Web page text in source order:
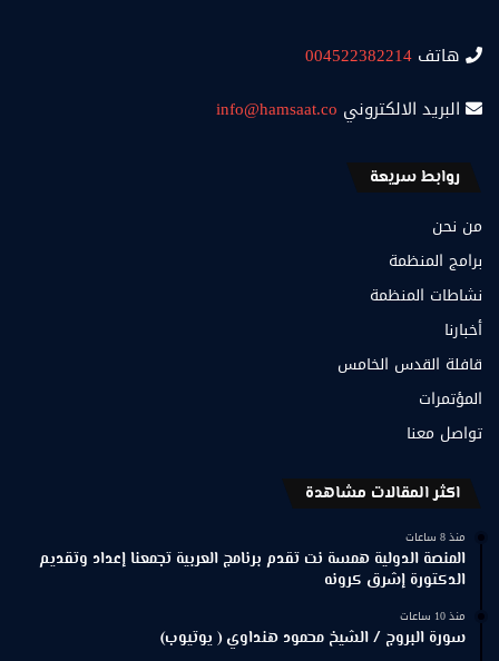
هاتف 004522382214
البريد الالكتروني info@hamsaat.co
روابط سريعة
من نحن
برامج المنظمة
نشاطات المنظمة
أخبارنا
قافلة القدس الخامس
المؤتمرات
تواصل معنا
اكثر المقالات مشاهدة
منذ 8 ساعات
المنصة الدولية همسة نت تقدم برنامج العربية تجمعنا إعداد وتقديم
الدكتورة إشرق كرونه
منذ 10 ساعات
سورة البروج / الشيخ محمود هنداوي ( يوتيوب)